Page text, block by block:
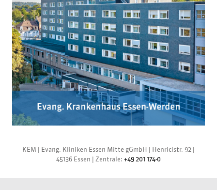
KEM | Evang. Kliniken Essen-Mitte gGmbH | Henricistr. 92 |
45136 Essen | Zentrale: +49 201 174-0